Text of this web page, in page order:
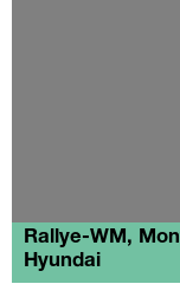
Rallye-WM,
Hyundai